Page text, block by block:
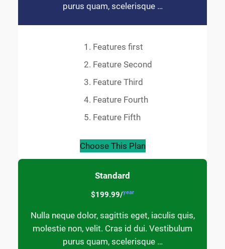
purus quam, scelerisque …
Features first
Feature Second
Feature Third
Feature Fourth
Feature Fifth
Choose This Plan
Standard
$199.99/year
Nulla neque dolor, sagittis eget, iaculis quis,
molestie non, velit. Cras id dui. Vestibulum
purus quam, scelerisque …